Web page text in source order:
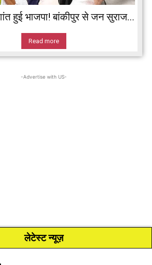
हुई भाजपा! बांकीपुर से जन सुराज...
Read more
-Advertise with US-
लेटेस्ट न्यूज़